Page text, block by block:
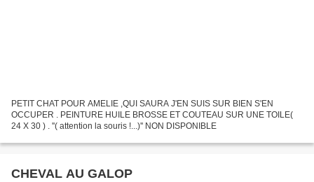
PETIT CHAT POUR AMELIE ,QUI SAURA J'EN SUIS SUR BIEN S'EN
OCCUPER . PEINTURE HUILE BROSSE ET COUTEAU SUR UNE TOILE(
24 X 30 ) . ''( attention la souris !...)'' NON DISPONIBLE
CHEVAL AU GALOP